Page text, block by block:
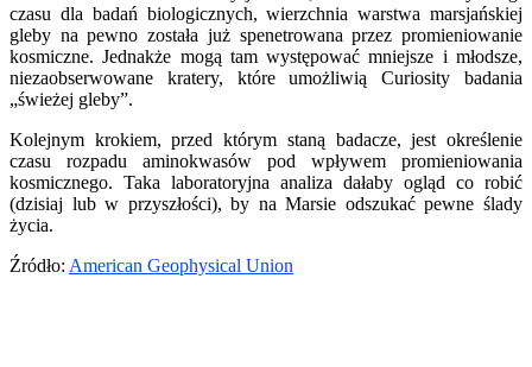
czasu dla badań biologicznych, wierzchnia warstwa marsjańskiej
gleby na pewno została już spenetrowana przez promieniowanie
kosmiczne. Jednakże mogą tam występować mniejsze i młodsze,
niezaobserwowane kratery, które umożliwią Curiosity badania
„świeżej gleby”.
Kolejnym krokiem, przed którym staną badacze, jest określenie
czasu rozpadu aminokwasów pod wpływem promieniowania
kosmicznego. Taka laboratoryjna analiza dałaby ogląd co robić
(dzisiaj lub w przyszłości), by na Marsie odszukać pewne ślady
życia.
Źródło: American Geophysical Union